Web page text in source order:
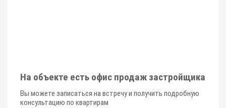
На объекте есть офис продаж застройщика
Вы можете записаться на встречу и получить подробную
консультацию по квартирам